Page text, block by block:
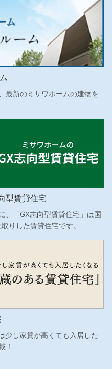
最新のミサワホームの建物を
型賃貸住宅
、「GX志向型賃貸住宅」は国
りした賃貸住宅です。
少し家賃が高くても入居した
！